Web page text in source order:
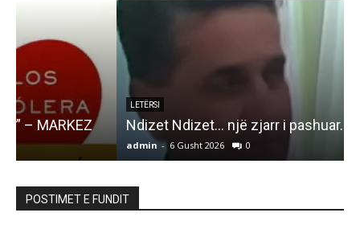
LETËRSI
Ndizet Ndizet… një zjarr i pashuar.
admin - 6 Gusht 2026 0
POSTIMET E FUNDIT